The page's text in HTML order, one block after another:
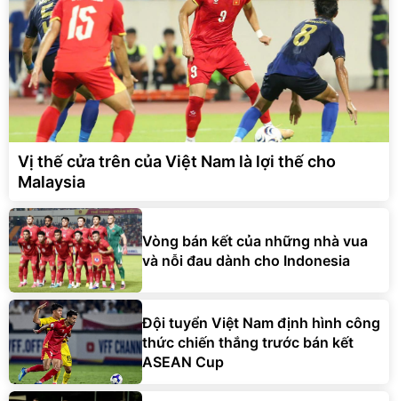
Vị thế cửa trên của Việt Nam là lợi thế cho
Malaysia
Vòng bán kết của những nhà vua
và nỗi đau dành cho Indonesia
Đội tuyển Việt Nam định hình công
thức chiến thắng trước bán kết
ASEAN Cup